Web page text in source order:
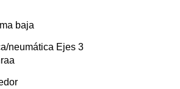
baja
neumática Ejes 3